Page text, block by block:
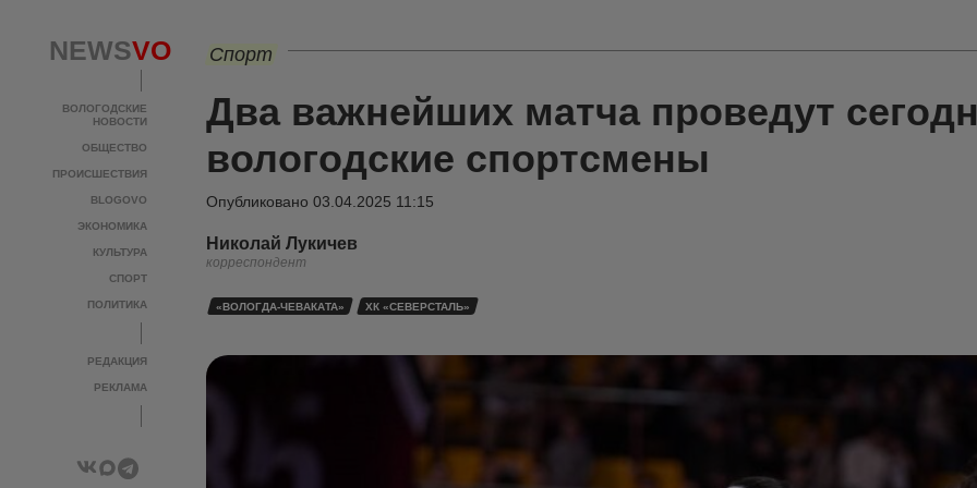
NEWSVO
ВОЛОГОДСКИЕ
НОВОСТИ
ОБЩЕСТВО
ПРОИСШЕСТВИЯ
BLOGOVO
ЭКОНОМИКА
КУЛЬТУРА
СПОРТ
ПОЛИТИКА
РЕДАКЦИЯ
РЕКЛАМА
Спорт
Два важнейших матча проведут
вологодские спортсмены
Опубликовано 03.04.2025 11:15
Николай Лукичев
корреспондент
«ВОЛОГДА-ЧЕВАКАТА» ХК «СЕВЕРСТАЛЬ»